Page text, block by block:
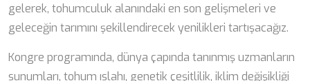
gelerek, tohumculuk alanındaki en son gelişmeleri ve
geleceğin tarımını şekillendirecek yenilikleri tartışacağız.
Kongre programında, dünya çapında tanınmış uzmanların
sunumları, tohum ıslahı, genetik çeşitlilik, iklim değişikliği